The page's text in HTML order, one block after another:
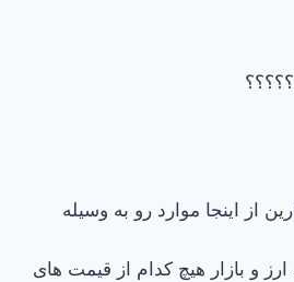
از اینجا موارد رو به وسیله
و بازار هیچ کدام از قیمت های